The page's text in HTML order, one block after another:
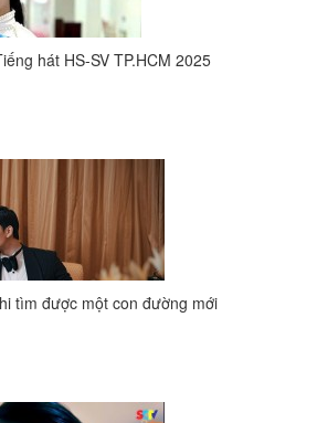
hát HS-SV TP.HCM 2025
tìm được một con đường mới